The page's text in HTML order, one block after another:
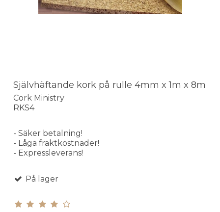
Självhäftande kork på rulle 4mm x 1m x 8m
Cork Ministry
RKS4
- Säker betalning!
- Låga fraktkostnader!
- Expressleverans!
På lager